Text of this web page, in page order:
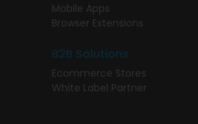
Mobile Apps
Browser Extensions
B2B Solutions
Ecommerce Stores
White Label Partner